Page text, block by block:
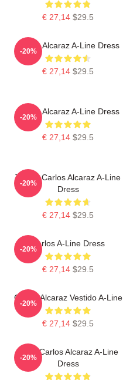
€ 27,14 $29.5
Carlos Alcaraz A-Line Dress
€ 27,14 $29.5
-20%
Carlos Alcaraz A-Line Dress
€ 27,14 $29.5
-20%
Tennis Carlos Alcaraz A-Line
Dress
€ 27,14 $29.5
-20%
Carlos A-Line Dress
€ 27,14 $29.5
-20%
Carlos Alcaraz Vestido A-Line
€ 27,14 $29.5
-20%
Tenis Carlos Alcaraz A-Line
Dress
-20%